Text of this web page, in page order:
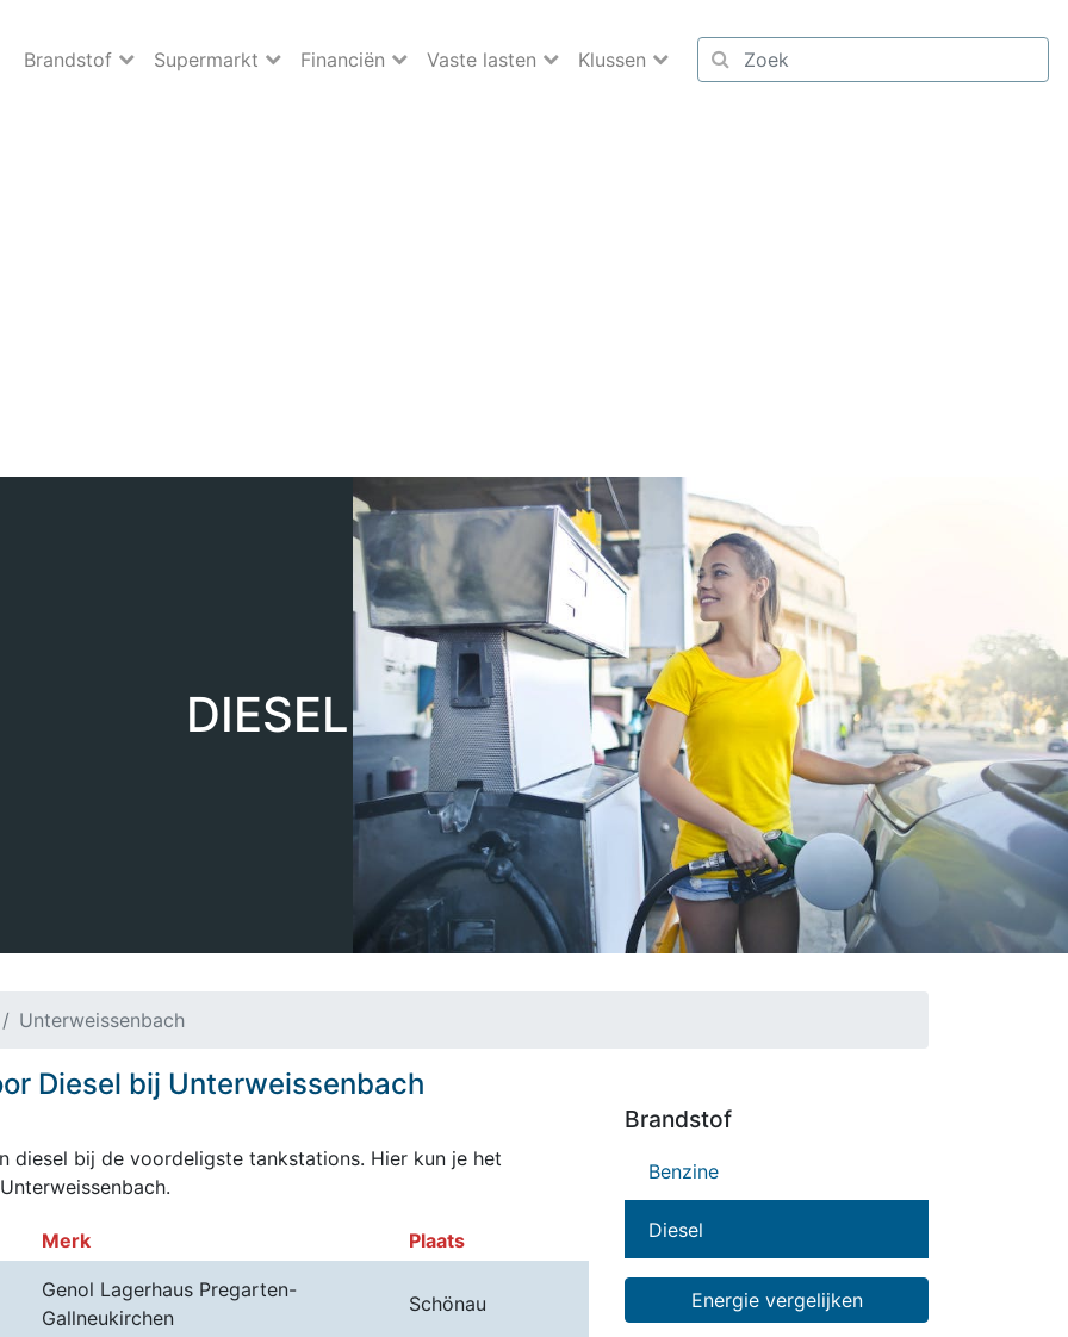
Brandstof Supermarkt Financiën Vaste lasten Klussen
DIESEL
Unterweissenbach
Diesel bij Unterweissenbach
diesel bij de voordeligste tankstations. Hier kun je het
Merk Plaats
Genol Lagerhaus Pregarten-
Gallneukirchen
Schönau
Brandstof
Benzine
Diesel
Energie vergelijken